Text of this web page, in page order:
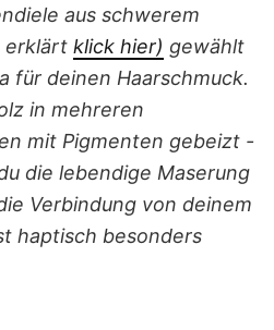
aus schwerem
erklärt klick hier) gewählt
für deinen Haarschmuck.
in mehreren
mit Pigmenten gebeizt -
die lebendige Maserung
Verbindung von deinem
haptisch besonders